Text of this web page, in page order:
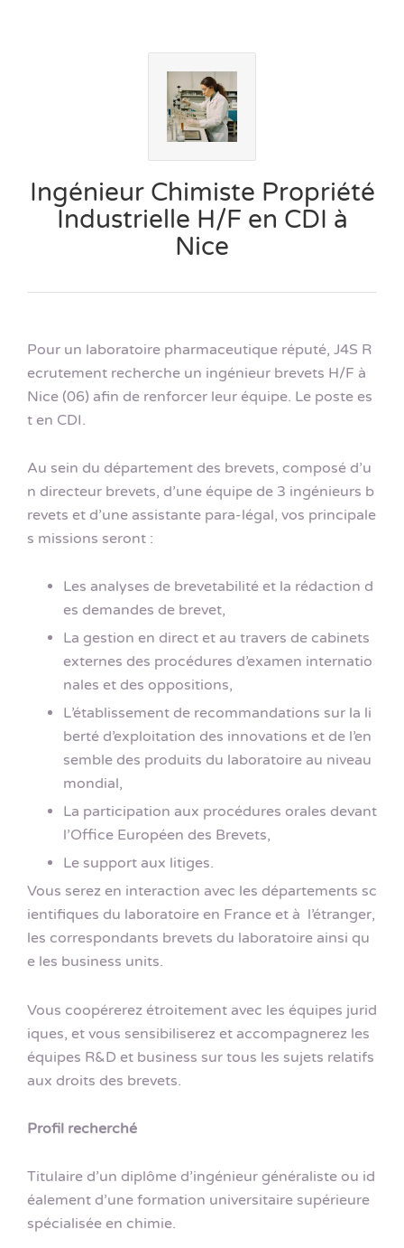
Ingénieur Chimiste Propriété
Industrielle H/F en CDI à
Nice
Pour un laboratoire pharmaceutique réputé, J4S R
ecrutement recherche un ingénieur brevets H/F à
Nice (06) afin de renforcer leur équipe. Le poste es
t en CDI.
Au sein du département des brevets, composé d’u
n directeur brevets, d’une équipe de 3 ingénieurs b
revets et d’une assistante para-légal, vos principale
s missions seront :
Les analyses de brevetabilité et la rédaction d
es demandes de brevet,
La gestion en direct et au travers de cabinets
externes des procédures d’examen internatio
nales et des oppositions,
L’établissement de recommandations sur la li
berté d’exploitation des innovations et de l’en
semble des produits du laboratoire au niveau
mondial,
La participation aux procédures orales devant
l’Office Européen des Brevets,
Le support aux litiges.
Vous serez en interaction avec les départements sc
ientifiques du laboratoire en France et à l’étranger,
les correspondants brevets du laboratoire ainsi qu
e les business units.
Vous coopérerez étroitement avec les équipes jurid
iques, et vous sensibiliserez et accompagnerez les
équipes R&D et business sur tous les sujets relatifs
aux droits des brevets.
Profil recherché
Titulaire d’un diplôme d’ingénieur généraliste ou id
éalement d’une formation universitaire supérieure
spécialisée en chimie.